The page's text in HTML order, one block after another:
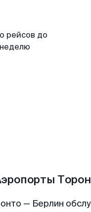
рейсов до
— Берлин